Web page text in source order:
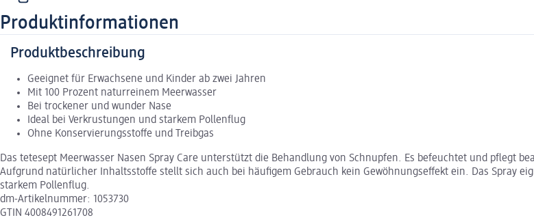
Produktinformationen
Produktbeschreibung
Geeignet für Erwachsene und Kinder ab zwei Jahren
Mit 100 Prozent naturreinem Meerwasser
Bei trockener und wunder Nase
Ideal bei Verkrustungen und starkem Pollenflug
Ohne Konservierungsstoffe und Treibgas
Das tetesept Meerwasser Nasen Spray Care unterstützt die Behandlung von Schnupfen. Es befeuchtet und pflegt
Aufgrund natürlicher Inhaltsstoffe stellt sich auch bei häufigem Gebrauch kein Gewöhnungseffekt ein. Das Spray
starkem Pollenflug.
dm-Artikelnummer: 1053730
GTIN 4008491261708